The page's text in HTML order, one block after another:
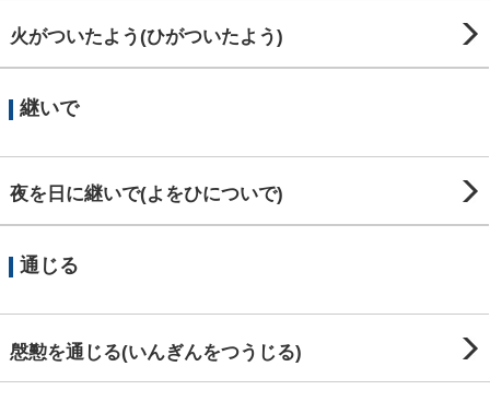
火がついたよう(ひがついたよう)
継いで
夜を日に継いで(よをひについで)
通じる
慇懃を通じる(いんぎんをつうじる)